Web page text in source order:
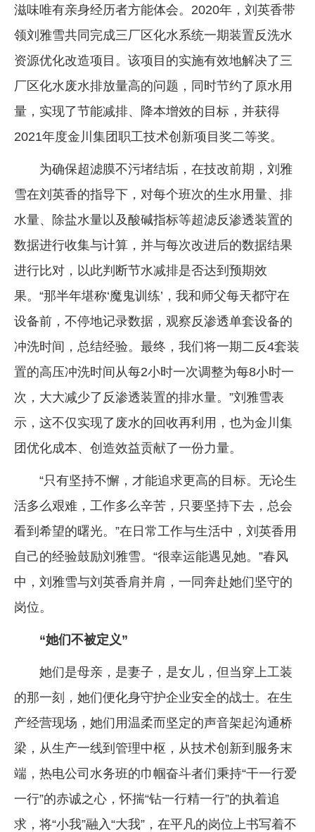
滋味唯有亲身经历者方能体会。2020年，刘英香带
领刘雅雪共同完成三厂区化水系统一期装置反洗水
资源优化改造项目。该项目的实施有效地解决了三
厂区化水废水排放量高的问题，同时节约了原水用
量，实现了节能减排、降本增效的目标，并获得
2021年度金川集团职工技术创新项目奖二等奖。
为确保超滤膜不污堵结垢，在技改前期，刘雅
雪在刘英香的指导下，对每个班次的生水用量、排
水量、除盐水量以及酸碱指标等超滤反渗透装置的
数据进行收集与计算，并与每次改进后的数据结果
进行比对，以此判断节水减排是否达到预期效
果。“那半年堪称‘魔鬼训练’，我和师父每天都守在
设备前，不停地记录数据，观察反渗透单套设备的
冲洗时间，总结经验。最终，我们将一期二反4套装
置的高压冲洗时间从每2小时一次调整为每8小时一
次，大大减少了反渗透装置的排水量。”刘雅雪表
示，这不仅实现了废水的回收再利用，也为金川集
团优化成本、创造效益贡献了一份力量。
“只有坚持不懈，才能追求更高的目标。无论生
活多么艰难，工作多么辛苦，只要坚持下去，总会
看到希望的曙光。”在日常工作与生活中，刘英香用
自己的经验鼓励刘雅雪。“很幸运能遇见她。”春风
中，刘雅雪与刘英香肩并肩，一同奔赴她们坚守的
岗位。
“她们不被定义”
她们是母亲，是妻子，是女儿，但当穿上工装
的那一刻，她们便化身守护企业安全的战士。在生
产经营现场，她们用温柔而坚定的声音架起沟通桥
梁，从生产一线到管理中枢，从技术创新到服务末
端，热电公司水务班的巾帼奋斗者们秉持“干一行爱
一行”的赤诚之心，怀揣“钻一行精一行”的执着追
求，将“小我”融入“大我”，在平凡的岗位上书写着不